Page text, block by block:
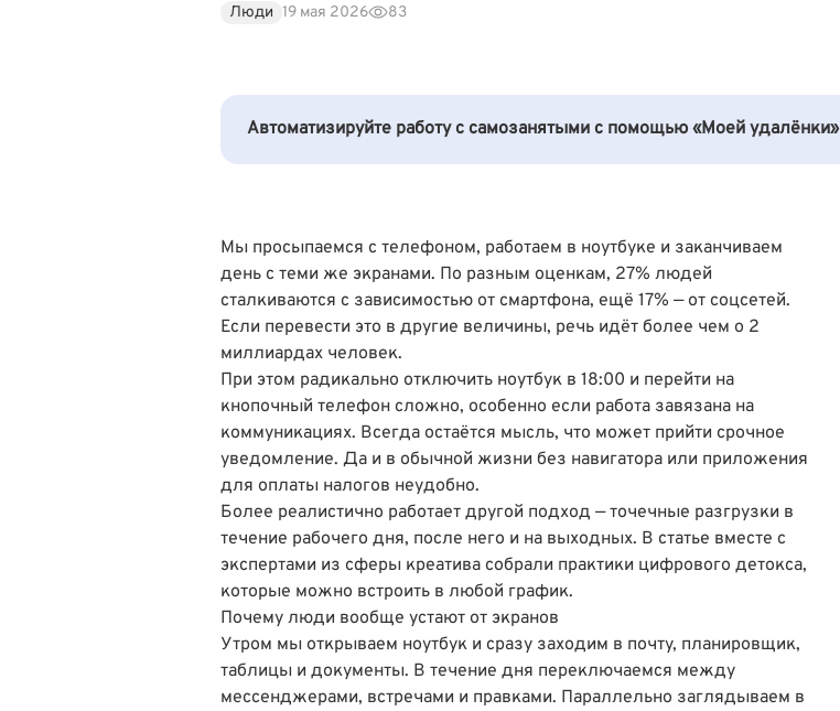
Люди 19 мая 2026 83
Автоматизируйте работу с самозанятыми с помощью «Моей удалёнки»
Мы просыпаемся с телефоном, работаем в ноутбуке и заканчиваем
день с теми же экранами. По разным оценкам, 27% людей
сталкиваются с зависимостью от смартфона, ещё 17% — от соцсетей.
Если перевести это в другие величины, речь идёт более чем о 2
миллиардах человек.
При этом радикально отключить ноутбук в 18:00 и перейти на
кнопочный телефон сложно, особенно если работа завязана на
коммуникациях. Всегда остаётся мысль, что может прийти срочное
уведомление. Да и в обычной жизни без навигатора или приложения
для оплаты налогов неудобно.
Более реалистично работает другой подход — точечные разгрузки в
течение рабочего дня, после него и на выходных. В статье вместе с
экспертами из сферы креатива собрали практики цифрового детокса,
которые можно встроить в любой график.
Почему люди вообще устают от экранов
Утром мы открываем ноутбук и сразу заходим в почту, планировщик,
таблицы и документы. В течение дня переключаемся между
мессенджерами, встречами и правками. Параллельно заглядываем в